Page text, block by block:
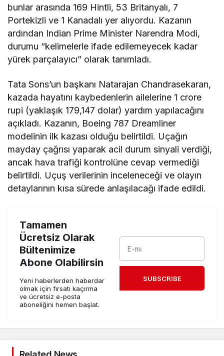
bunlar arasında 169 Hintli, 53 Britanyalı, 7
Portekizli ve 1 Kanadalı yer alıyordu. Kazanın
ardından Indian Prime Minister Narendra Modi,
durumu “kelimelerle ifade edilemeyecek kadar
yürek parçalayıcı” olarak tanımladı.
Tata Sons’un başkanı Natarajan Chandrasekaran,
kazada hayatını kaybedenlerin ailelerine 1 crore
rupi (yaklaşık 179,147 dolar) yardım yapılacağını
açıkladı. Kazanın, Boeing 787 Dreamliner
modelinin ilk kazası olduğu belirtildi. Uçağın
mayday çağrısı yaparak acil durum sinyali verdiği,
ancak hava trafiği kontrolüne cevap vermediği
belirtildi. Uçuş verilerinin inceleneceği ve olayın
detaylarının kısa sürede anlaşılacağı ifade edildi.
Tamamen
Ücretsiz Olarak
Bültenimize
Abone Olabilirsin
Yeni haberlerden haberdar
olmak için fırsatı kaçırma
ve ücretsiz e-posta
aboneliğini hemen başlat.
SUBSCRIBE